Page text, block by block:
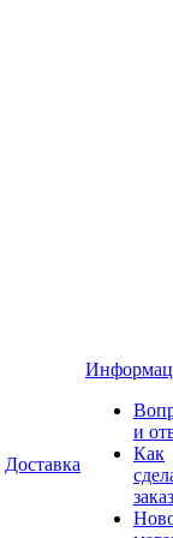
Доставка
и
Как
заказ